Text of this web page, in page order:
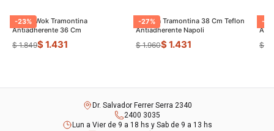
-23%
Sarten Wok Tramontina
Antiadherente 36 Cm
$ 1.849$ 1.431
-27%
Paellera Tramontina 38 Cm Teflon
Antiadherente Napoli
$ 1.960$ 1.431
-
$
Dr. Salvador Ferrer Serra 2340
2400 3035
Lun a Vier de 9 a 18 hs y Sab de 9 a 13 hs